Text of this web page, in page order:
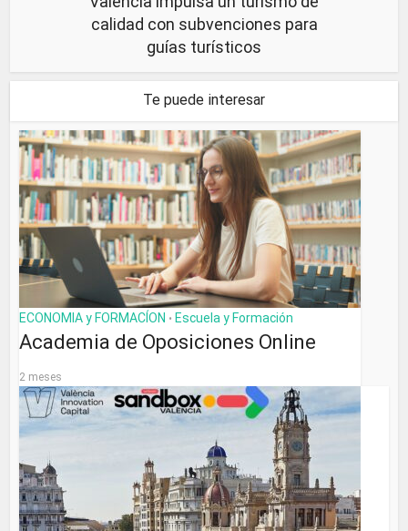
calidad con subvenciones para
guías turísticos
Te puede interesar
ECONOMIA y FORMACÍON • Escuela y Formación
Academia de Oposiciones Online
2 meses